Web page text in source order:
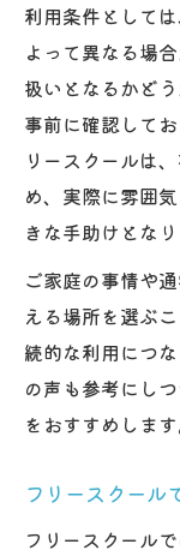
利用条件として
よって異なる場
扱いとなるかど
事前に確認して
リースクールは
め、実際に雰囲
きな手助けとなり
ご家庭の事情や
える場所を選ぶ
続的な利用につ
の声も参考にし
をおすすめします
フリースクール
フリースクール